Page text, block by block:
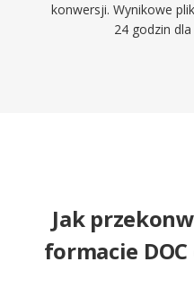
konwersji. Wynikowe
24 godzin
Jak
formacie